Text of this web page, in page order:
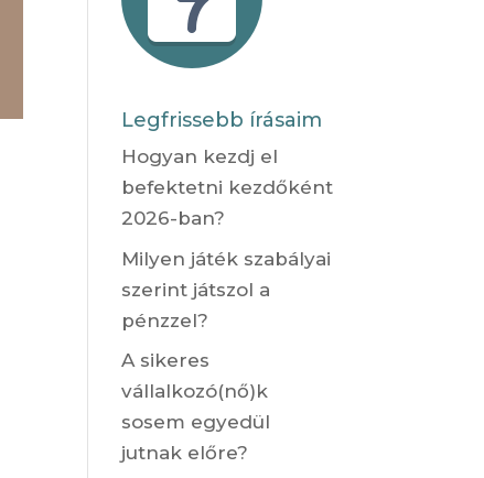
Legfrissebb írásaim
Hogyan kezdj el
befektetni kezdőként
2026-ban?
Milyen játék szabályai
szerint játszol a
pénzzel?
A sikeres
vállalkozó(nő)k
sosem egyedül
jutnak előre?